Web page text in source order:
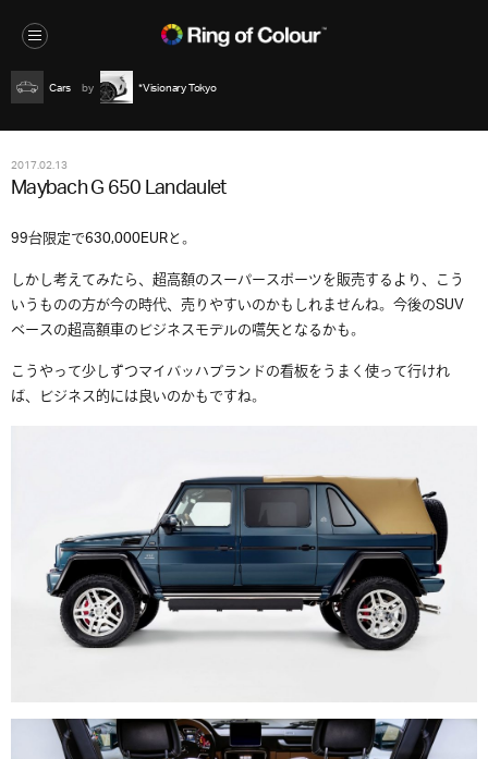
Cars *Visionary Tokyo
2017.02.13
Maybach G 650 Landaulet
99台限定で630,000EURと。
しかし考えてみたら、超高額のスーパースポーツを販売するより、こう
いうものの方が今の時代、売りやすいのかもしれませんね。今後のSUV
ベースの超高額車のビジネスモデルの嚆矢となるかも。
こうやって少しずつマイバッハブランドの看板をうまく使って行けれ
ば、ビジネス的には良いのかもですね。